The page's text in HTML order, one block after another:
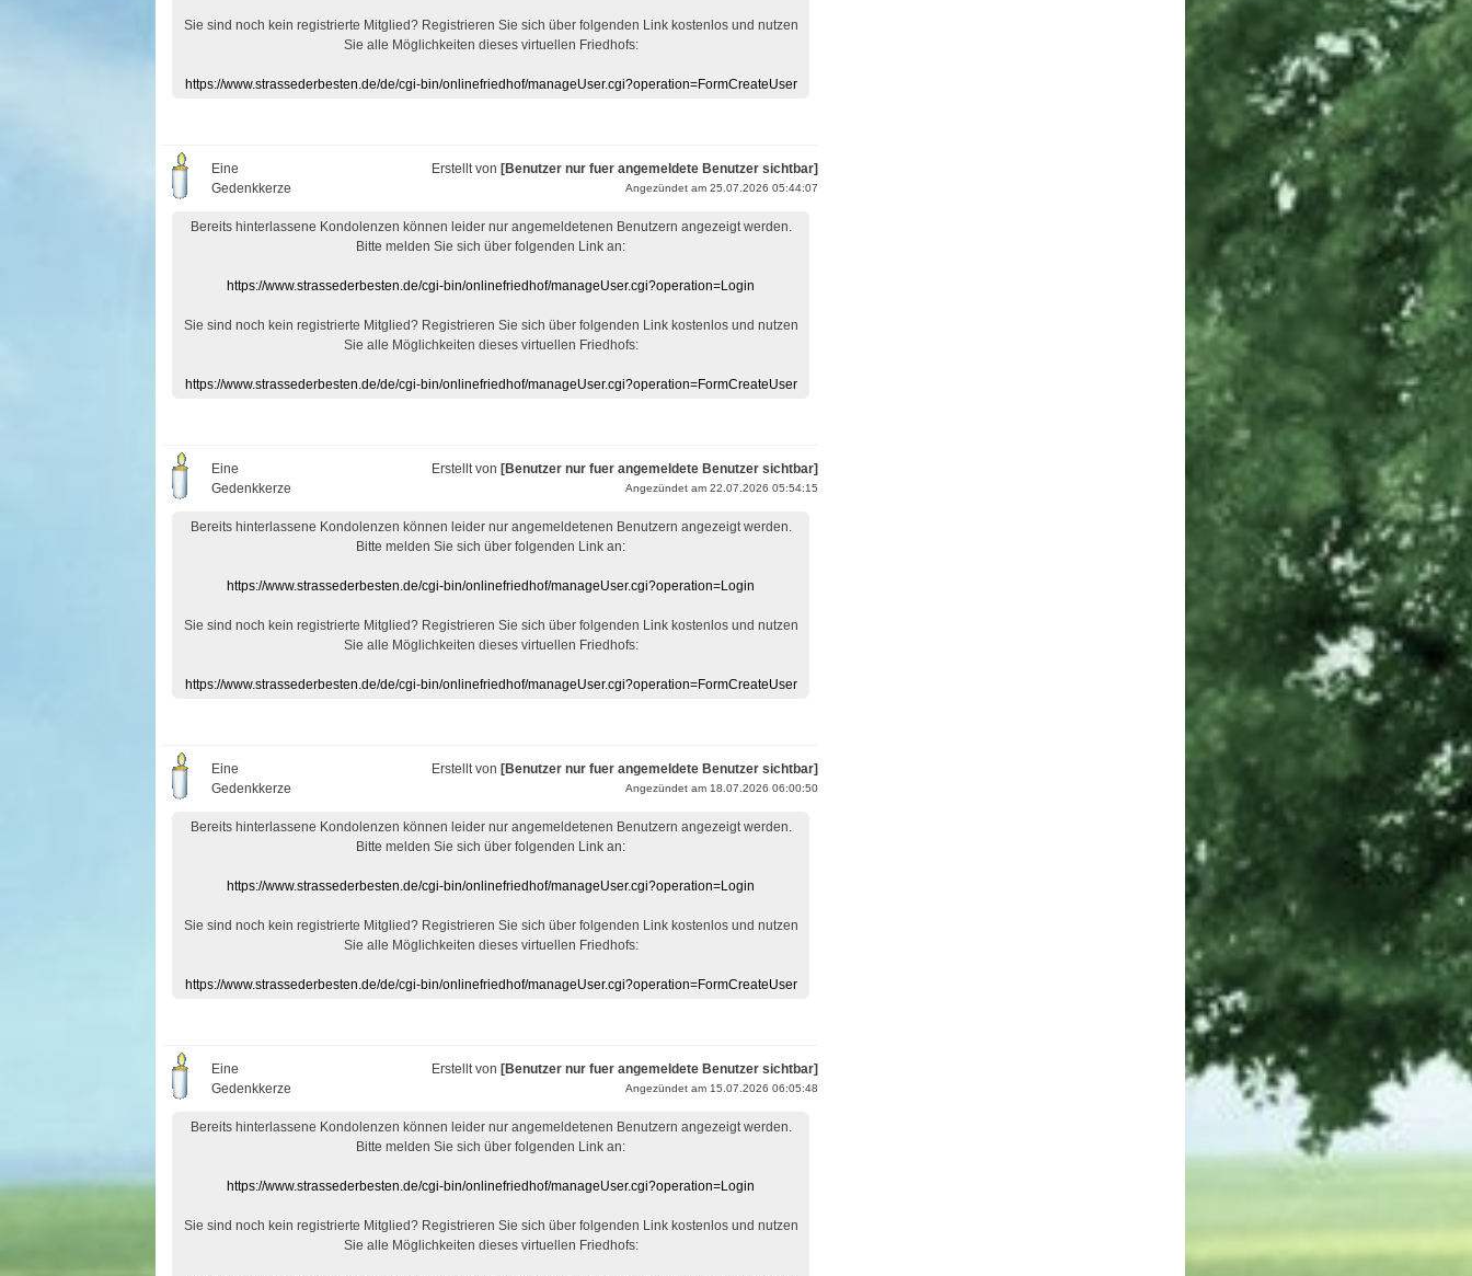
Sie sind noch kein registrierte Mitglied? Registrieren Sie sich über folgenden Link kostenlos und nutzen
Sie alle Möglichkeiten dieses virtuellen Friedhofs:
https://www.strassederbesten.de/de/cgi-bin/onlinefriedhof/manageUser.cgi?operation=FormCreateUser
Eine
Gedenkkerze
Erstellt von [Benutzer nur fuer angemeldete Benutzer sichtbar]
Angezündet am 25.07.2026 05:44:07
Bereits hinterlassene Kondolenzen können leider nur angemeldetenen Benutzern angezeigt werden.
Bitte melden Sie sich über folgenden Link an:
https://www.strassederbesten.de/cgi-bin/onlinefriedhof/manageUser.cgi?operation=Login
Sie sind noch kein registrierte Mitglied? Registrieren Sie sich über folgenden Link kostenlos und nutzen
Sie alle Möglichkeiten dieses virtuellen Friedhofs:
https://www.strassederbesten.de/de/cgi-bin/onlinefriedhof/manageUser.cgi?operation=FormCreateUser
Eine
Gedenkkerze
Erstellt von [Benutzer nur fuer angemeldete Benutzer sichtbar]
Angezündet am 22.07.2026 05:54:15
Bereits hinterlassene Kondolenzen können leider nur angemeldetenen Benutzern angezeigt werden.
Bitte melden Sie sich über folgenden Link an:
https://www.strassederbesten.de/cgi-bin/onlinefriedhof/manageUser.cgi?operation=Login
Sie sind noch kein registrierte Mitglied? Registrieren Sie sich über folgenden Link kostenlos und nutzen
Sie alle Möglichkeiten dieses virtuellen Friedhofs:
https://www.strassederbesten.de/de/cgi-bin/onlinefriedhof/manageUser.cgi?operation=FormCreateUser
Eine
Gedenkkerze
Erstellt von [Benutzer nur fuer angemeldete Benutzer sichtbar]
Angezündet am 18.07.2026 06:00:50
Bereits hinterlassene Kondolenzen können leider nur angemeldetenen Benutzern angezeigt werden.
Bitte melden Sie sich über folgenden Link an:
https://www.strassederbesten.de/cgi-bin/onlinefriedhof/manageUser.cgi?operation=Login
Sie sind noch kein registrierte Mitglied? Registrieren Sie sich über folgenden Link kostenlos und nutzen
Sie alle Möglichkeiten dieses virtuellen Friedhofs:
https://www.strassederbesten.de/de/cgi-bin/onlinefriedhof/manageUser.cgi?operation=FormCreateUser
Eine
Gedenkkerze
Erstellt von [Benutzer nur fuer angemeldete Benutzer sichtbar]
Angezündet am 15.07.2026 06:05:48
Bereits hinterlassene Kondolenzen können leider nur angemeldetenen Benutzern angezeigt werden.
Bitte melden Sie sich über folgenden Link an:
https://www.strassederbesten.de/cgi-bin/onlinefriedhof/manageUser.cgi?operation=Login
Sie sind noch kein registrierte Mitglied? Registrieren Sie sich über folgenden Link kostenlos und nutzen
Sie alle Möglichkeiten dieses virtuellen Friedhofs: